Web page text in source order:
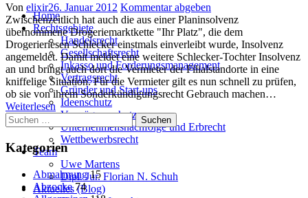
Home
Rechtsgebiete
Handelsrecht
Gesellschaftsrecht
Inkasso und Forderungsmanagement
Vertragsrecht
Gründer und Start-ups
Ideenschutz
Vermögensschutz
Unternehmensnachfolge und Erbrecht
Wettbewerbsrecht
Team
Uwe Martens
Dipl. Jur. Florian N. Schuh
Aktuelles (Blog)
Author
Von elixirPosted
on
26. Januar 2012 Kommentar abgeben
Zwischenzeitlich hat auch die aus einer Planinsolvenz
übernommene Drogeriemarktkette "Ihr Platz", die dem
Drogerieriesen Schlecker einstmals einverleibt wurde, Insolvenz
angemeldet. Damit meldet eine weitere Schlecker-Tochter Insolvenz
an und bringt auch dort die Vermieter der Filialstandorte in eine
kniffelige Situation. Für die Vermieter gilt es nun schnell zu prüfen,
ob sie von ihrem Sonderkündigungsrecht Gebrauch machen…
Weiterlesen
Suchen
nach:
Kategorien
Abmahnung 15
Abzocke 74